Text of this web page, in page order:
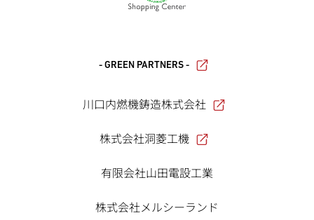
- GREEN PARTNERS -
川口内燃機鋳造株式会社
株式会社洞菱工機
有限会社山田電設工業
株式会社メルシーランド